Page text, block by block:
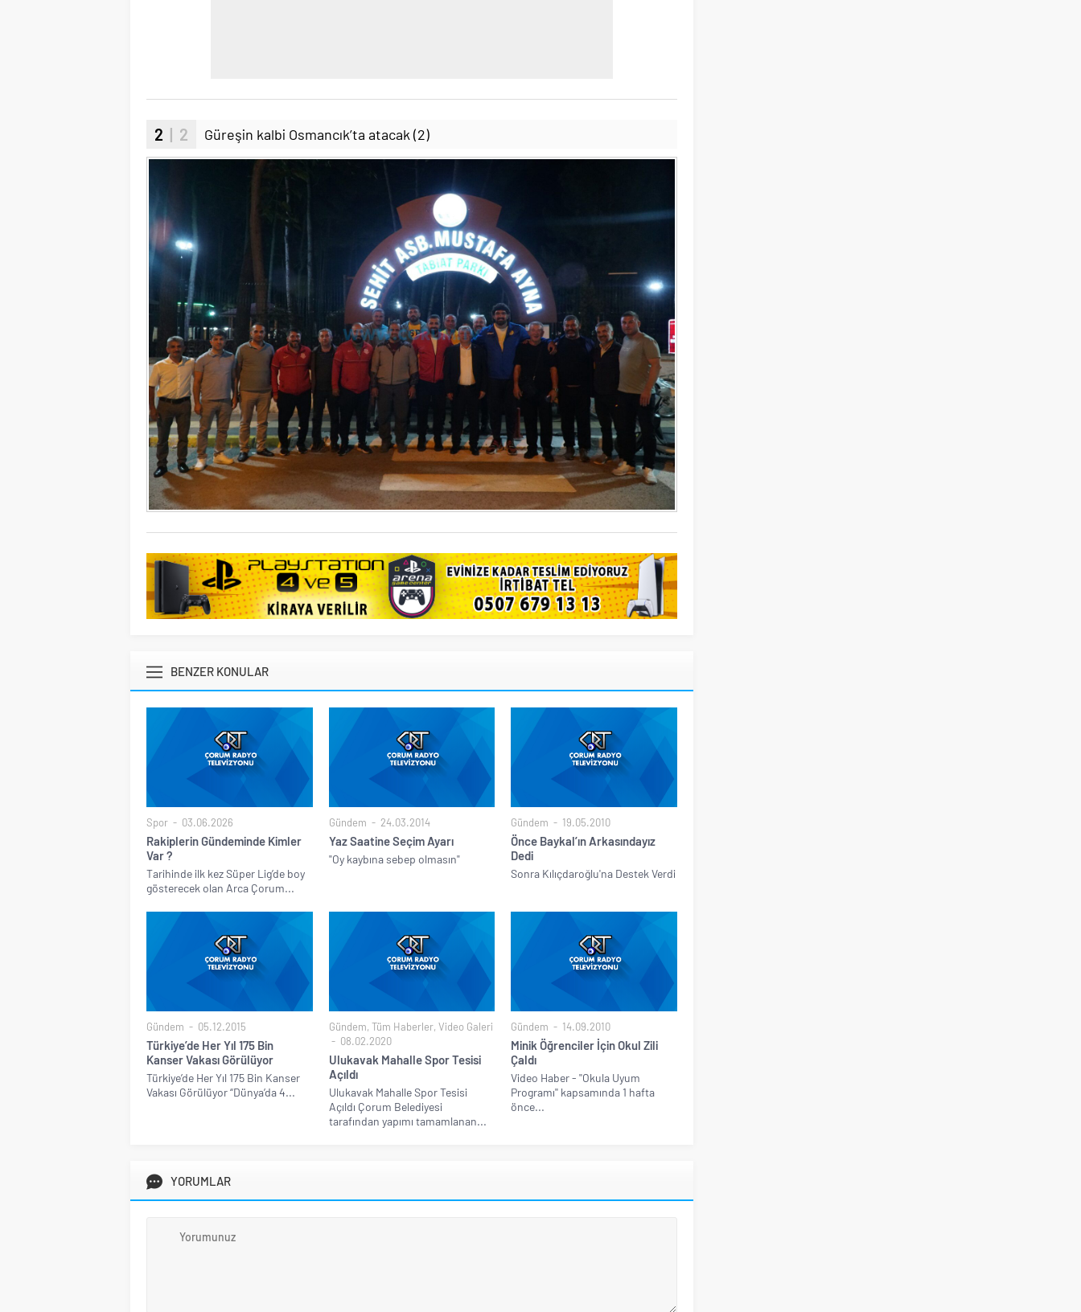
2 | 2 Güreşin kalbi Osmancık’ta atacak (2)
BENZER KONULAR
Spor 03.06.2026
Rakiplerin Gündeminde Kimler
Var ?
Tarihinde ilk kez Süper Lig’de boy
gösterecek olan Arca Çorum...
Gündem 24.03.2014
Yaz Saatine Seçim Ayarı
"Oy kaybına sebep olmasın"
Gündem 19.05.2010
Önce Baykal’ın Arkasındayız
Dedi
Sonra Kılıçdaroğlu'na Destek Verdi
Gündem 05.12.2015
Türkiye’de Her Yıl 175 Bin
Kanser Vakası Görülüyor
Türkiye’de Her Yıl 175 Bin Kanser
Vakası Görülüyor “Dünya’da 4...
Gündem, Tüm Haberler, Video Galeri
08.02.2020
Ulukavak Mahalle Spor Tesisi
Açıldı
Ulukavak Mahalle Spor Tesisi
Açıldı Çorum Belediyesi
tarafından yapımı tamamlanan...
Gündem 14.09.2010
Minik Öğrenciler İçin Okul Zili
Çaldı
Video Haber - ''Okula Uyum
Programı'' kapsamında 1 hafta
önce...
YORUMLAR